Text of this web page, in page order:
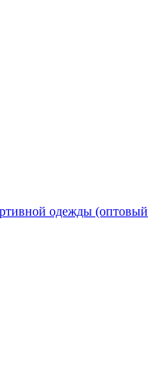
одежды (оптовый